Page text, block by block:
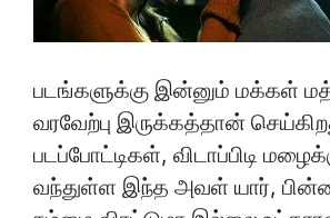
படங்களுக்கு இன்னும் மக்கள்
வரவேற்பு இருக்கத்தான்
படப்போட்டிகள், விடாப்பிடி
வந்துள்ள இந்த அவள் யார்,